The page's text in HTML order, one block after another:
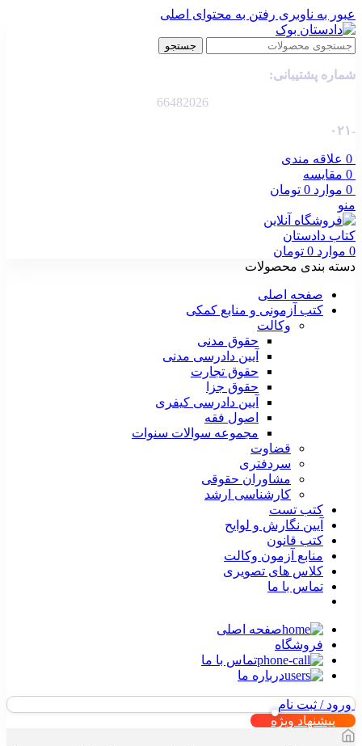
عبور به ناوبری رفتن به محتوای اصلی
جستجو
شماره پشتیبانی:
66482026
-۰۲۱
0 علاقه مندی
0 مقایسه
0 موارد 0 تومان
منو
0 موارد 0 تومان
دسته بندی محصولات
صفحه اصلی
کتب آزمونی و منابع کمکی
وکالت
حقوق مدنی
آیین دادرسی مدنی
حقوق تجارت
حقوق جزا
آیین دادرسی کیفری
اصول فقه
مجموعه سوالات سنوات
قضاوت
سردفتری
مشاوران حقوقی
کارشناسی ارشد
کتب تست
آیین نگارش و لوایح
کتب قانون
منابع آزمون وکالت
کلاس های تصویری
تماس با ما
صفحه اصلی
فروشگاه
تماس با ما
درباره ما
ورود / ثبت نام
پیشنهاد ویژه